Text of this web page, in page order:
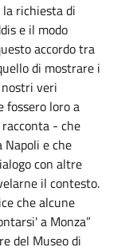
richiesta di
e il modo
accordo tra
di mostrare i
veri
fossero loro a
- che
e che
con altre
il contesto.
che alcune
a Monza”
del Museo di